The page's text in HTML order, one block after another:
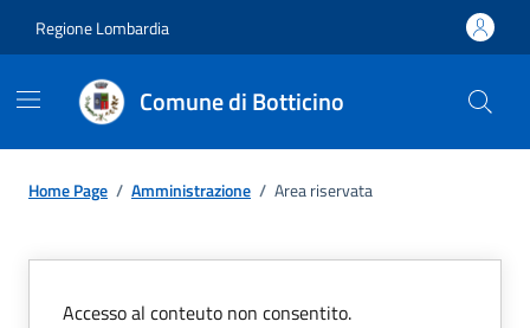
Regione Lombardia
Comune di Botticino
Home Page / Amministrazione / Area riservata
Accesso al conteuto non consentito.